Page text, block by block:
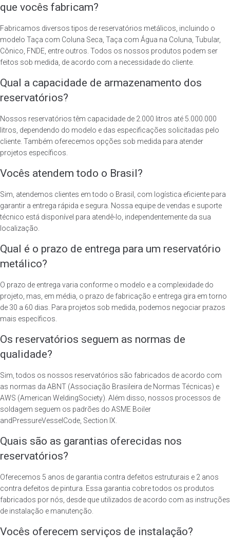
que vocês fabricam?
Fabricamos diversos tipos de reservatórios metálicos, incluindo o
modelo Taça com Coluna Seca, Taça com Água na Coluna, Tubular,
Cônico, FNDE, entre outros. Todos os nossos produtos podem ser
feitos sob medida, de acordo com a necessidade do cliente.
Qual a capacidade de armazenamento dos
reservatórios?
Nossos reservatórios têm capacidade de 2.000 litros até 5.000.000
litros, dependendo do modelo e das especificações solicitadas pelo
cliente. Também oferecemos opções sob medida para atender
projetos específicos.
Vocês atendem todo o Brasil?
Sim, atendemos clientes em todo o Brasil, com logística eficiente para
garantir a entrega rápida e segura. Nossa equipe de vendas e suporte
técnico está disponível para atendê-lo, independentemente da sua
localização.
Qual é o prazo de entrega para um reservatório
metálico?
O prazo de entrega varia conforme o modelo e a complexidade do
projeto, mas, em média, o prazo de fabricação e entrega gira em torno
de 30 a 60 dias. Para projetos sob medida, podemos negociar prazos
mais específicos.
Os reservatórios seguem as normas de
qualidade?
Sim, todos os nossos reservatórios são fabricados de acordo com
as normas da ABNT (Associação Brasileira de Normas Técnicas) e
AWS (American WeldingSociety). Além disso, nossos processos de
soldagem seguem os padrões do ASME Boiler
andPressureVesselCode, Section IX.
Quais são as garantias oferecidas nos
reservatórios?
Oferecemos 5 anos de garantia contra defeitos estruturais e 2 anos
contra defeitos de pintura. Essa garantia cobre todos os produtos
fabricados por nós, desde que utilizados de acordo com as instruções
de instalação e manutenção.
Vocês oferecem serviços de instalação?